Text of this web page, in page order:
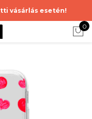
vásárlás esetén!
0